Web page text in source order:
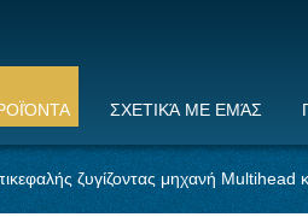
ΣΧΕΤΙΚΆ ΜΕ ΕΜΆΣ
ζυγίζοντας μηχανή